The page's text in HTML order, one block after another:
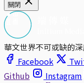
關閉
華文世界不可或缺的
Facebook
Github
Instagram